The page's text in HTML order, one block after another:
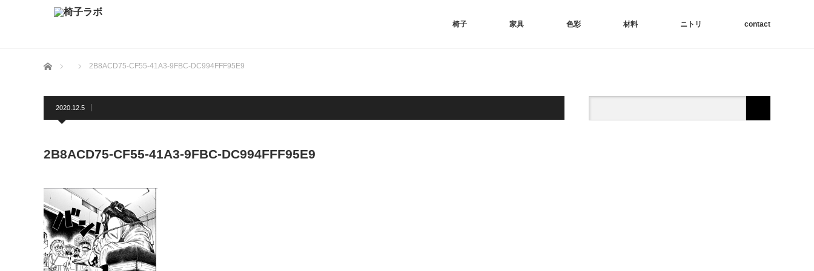
椅子 家具 色彩 材料 ニトリ contact
ホーム 2B8ACD75-CF55-41A3-9FBC-DC994FFF95E9
2020.12.5
2B8ACD75-CF55-41A3-9FBC-DC994FFF95E9